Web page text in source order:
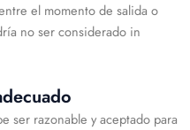
el momento de salida o
no ser considerado in
ser razonable y aceptado para